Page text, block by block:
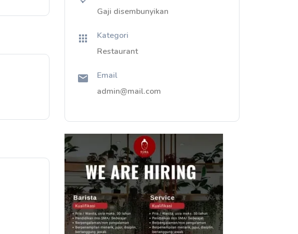
Gaji disembunyikan
Kategori
Restaurant
Email
admin@mail.com